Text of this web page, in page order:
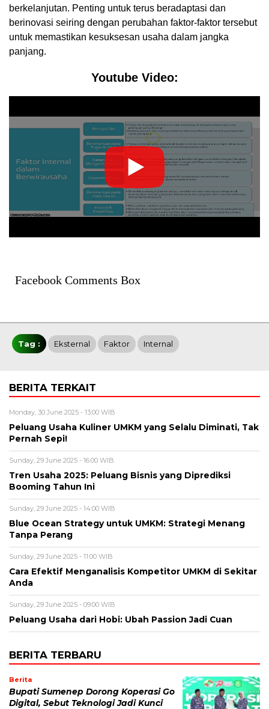
berkelanjutan. Penting untuk terus beradaptasi dan
berinovasi seiring dengan perubahan faktor-faktor tersebut
untuk memastikan kesuksesan usaha dalam jangka
panjang.
Youtube Video:
Facebook Comments Box
Tag : Eksternal Faktor Internal
BERITA TERKAIT
Monday, 30 June 2025 - 13:00 WIB
Peluang Usaha Kuliner UMKM yang Selalu Diminati, Tak
Pernah Sepi!
Sunday, 29 June 2025 - 16:00 WIB
Tren Usaha 2025: Peluang Bisnis yang Diprediksi
Booming Tahun Ini
Sunday, 29 June 2025 - 14:00 WIB
Blue Ocean Strategy untuk UMKM: Strategi Menang
Tanpa Perang
Sunday, 29 June 2025 - 11:00 WIB
Cara Efektif Menganalisis Kompetitor UMKM di Sekitar
Anda
Sunday, 29 June 2025 - 09:00 WIB
Peluang Usaha dari Hobi: Ubah Passion Jadi Cuan
BERITA TERBARU
Berita
Bupati Sumenep Dorong Koperasi Go
Digital, Sebut Teknologi Jadi Kunci